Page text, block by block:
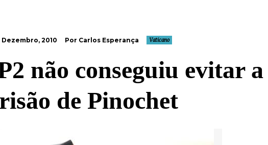
Dezembro, 2010 Por Carlos Esperança Vaticano
não conseguiu evitar a
de Pinochet